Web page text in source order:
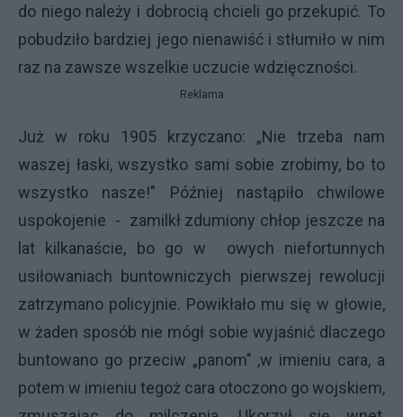
do niego należy i dobrocią chcieli go przekupić. To
pobudziło bardziej jego nienawiść i stłumiło w nim
raz na zawsze wszelkie uczucie wdzięczności.
Reklama
Już w roku 1905 krzyczano: „Nie trzeba nam
waszej łaski, wszystko sami sobie zrobimy, bo to
wszystko nasze!" Później nastąpiło chwilowe
uspokojenie - zamilkł zdumiony chłop jeszcze na
lat kilkanaście, bo go w owych niefortunnych
usiłowaniach buntowniczych pierwszej rewolucji
zatrzymano policyjnie. Powikłało mu się w głowie,
w żaden sposób nie mógł sobie wyjaśnić dlaczego
buntowano go przeciw „panom" ,w imieniu cara, a
potem w imieniu tegoż cara otoczono go wojskiem,